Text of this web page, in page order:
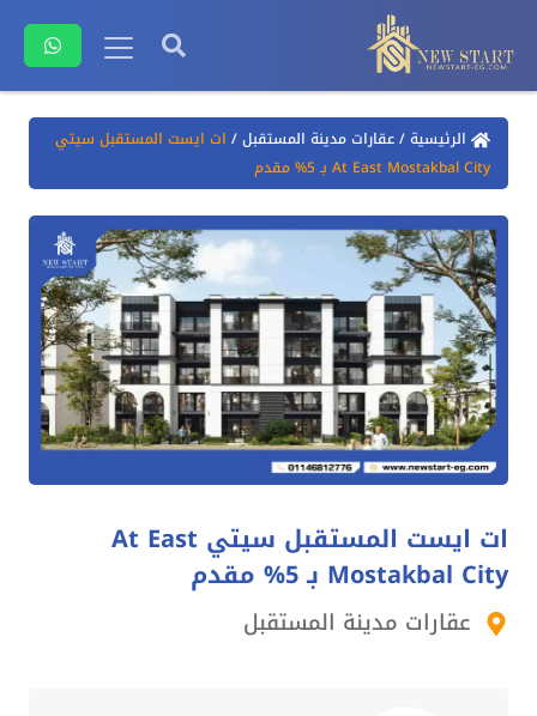
الرئيسية/عقارات مدينة المستقبل/ ات ايست المستقبل سيتي
At East Mostakbal City بـ 5% مقدم
ات ايست المستقبل سيتي At East
Mostakbal City بـ 5% مقدم
عقارات مدينة المستقبل